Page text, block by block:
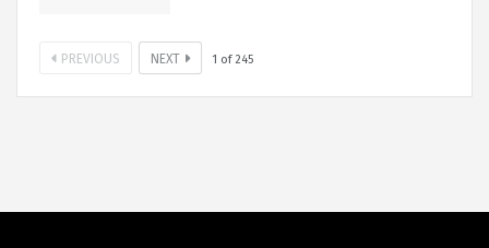
PREVIOUS NEXT 1 of 245